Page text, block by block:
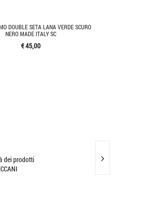
DOUBLE SETA LANA VERDE SCURO
NERO MADE ITALY SC
€ 45,00
dei prodotti
SCIARPA